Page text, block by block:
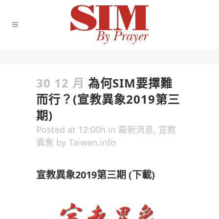
30 12 月 為何SIM要擇難
而行？(宣教異象2019第三
期)
Posted at 12:00h in 最新消息, 宣教
異象 by Taiwan.info
宣教異象2019第三期 (下載)